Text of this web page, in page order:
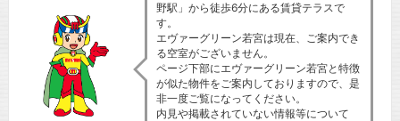
野駅」から徒歩6分にある賃貸テラスで
す。
エヴァーグリーン若宮は現在、ご案内でき
る空室がございません。
ページ下部にエヴァーグリーン若宮と特徴
が似た物件をご案内しておりますので、是
非一度ご覧になってください。
内見や掲載されていない情報等について